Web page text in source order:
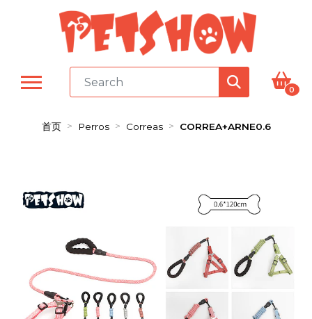
0
首页 Perros Correas CORREA+ARNE0.6